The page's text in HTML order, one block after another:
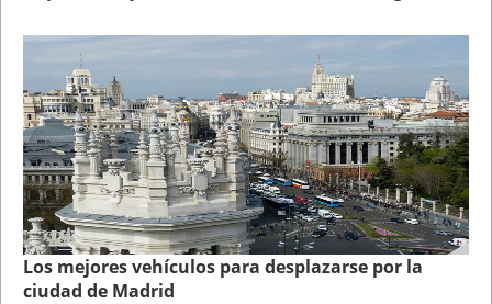
Los mejores vehículos para desplazarse por la
ciudad de Madrid